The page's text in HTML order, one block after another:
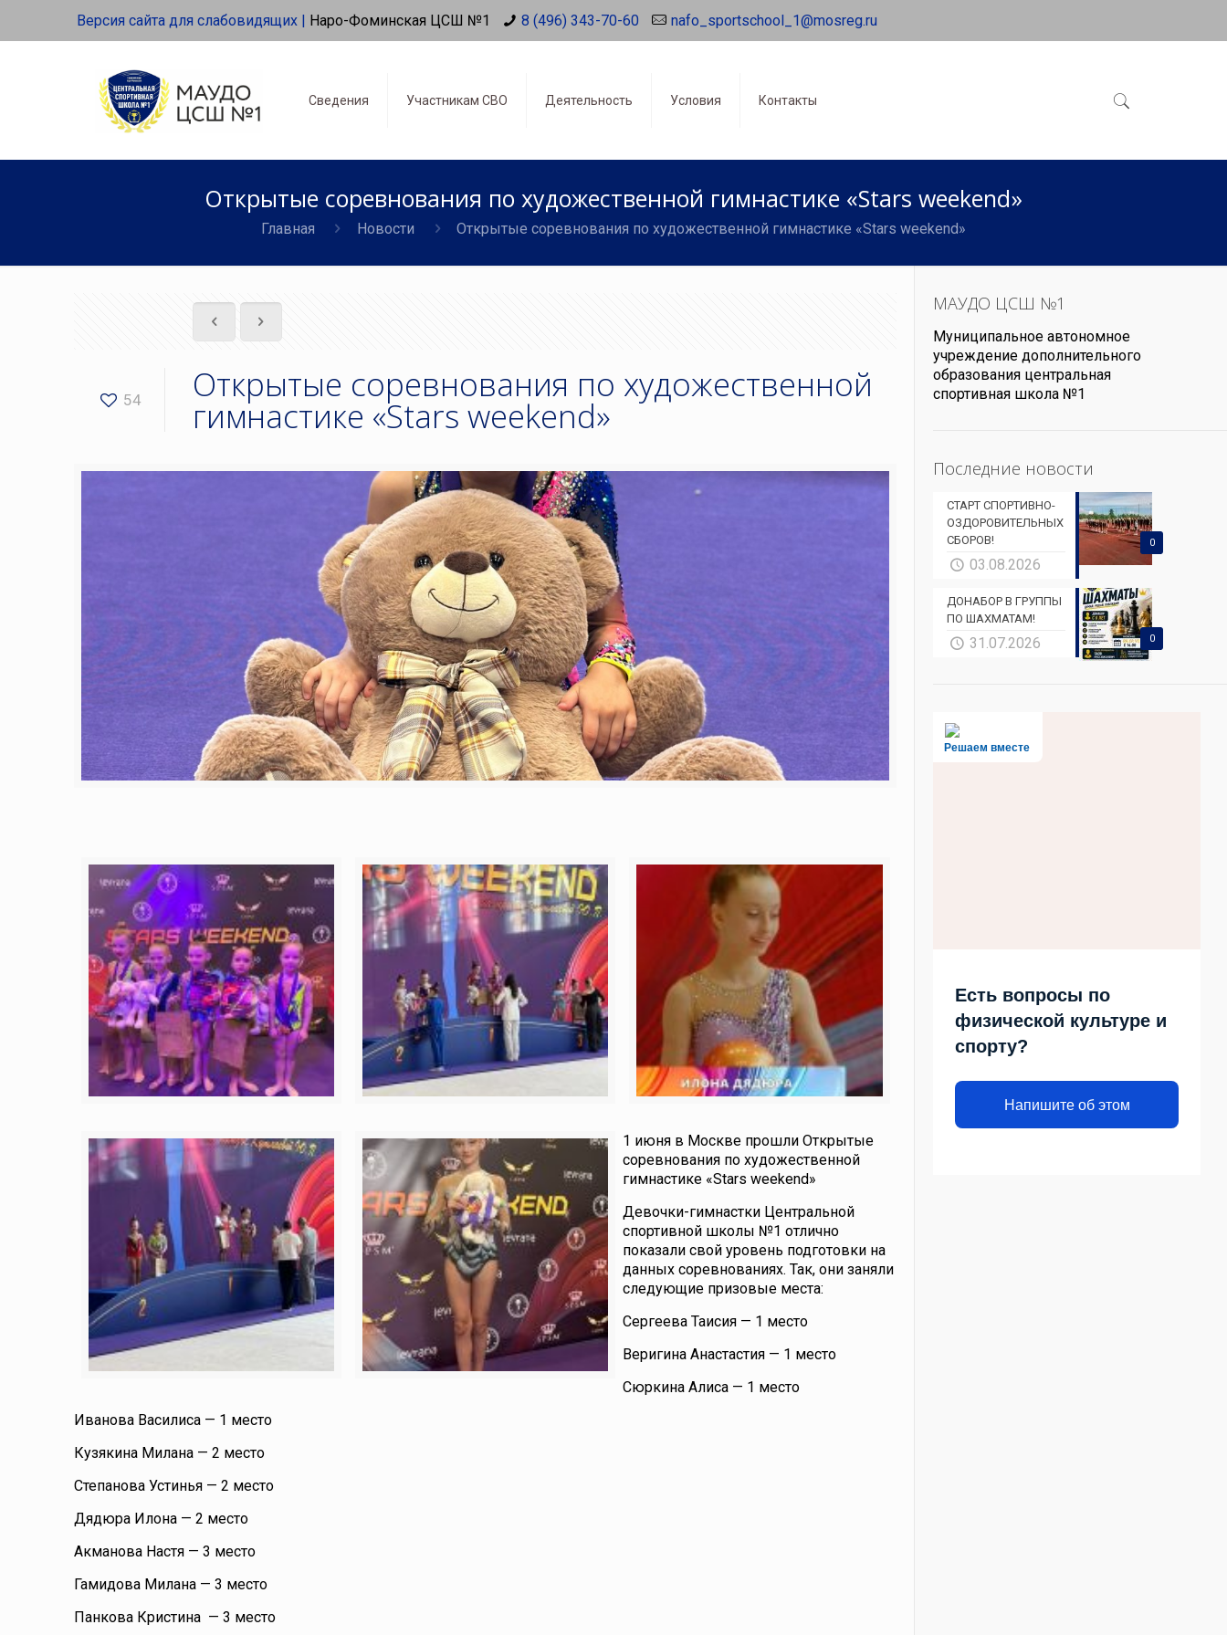
Версия сайта для слабовидящих | Наро-Фоминская ЦСШ №1 8 (496) 343-70-60 nafo_sportschool_1@mosreg.ru
Сведения Участникам СВО Деятельность Условия Контакты
Открытые соревнования по художественной гимнастике «Stars weekend»
Главная Новости Открытые соревнования по художественной гимнастике «Stars weekend»
54 Открытые соревнования по художественной
гимнастике «Stars weekend»
1 июня в Москве прошли Открытые
соревнования по художественной
гимнастике «Stars weekend»
Девочки-гимнастки Центральной
спортивной школы №1 отлично
показали свой уровень подготовки на
данных соревнованиях. Так, они заняли
следующие призовые места:
Сергеева Таисия — 1 место
Веригина Анастастия — 1 место
Сюркина Алиса — 1 место
Иванова Василиса — 1 место
Кузякина Милана — 2 место
Степанова Устинья — 2 место
Дядюра Илона — 2 место
Акманова Настя — 3 место
Гамидова Милана — 3 место
Панкова Кристина — 3 место
МАУДО ЦСШ №1
Муниципальное автономное
учреждение дополнительного
образования центральная
спортивная школа №1
Последние новости
0
СТАРТ СПОРТИВНО-
ОЗДОРОВИТЕЛЬНЫХ
СБОРОВ!
03.08.2026
0
ДОНАБОР В ГРУППЫ
ПО ШАХМАТАМ!
31.07.2026
Решаем вместе
Есть вопросы по
физической культуре и
спорту?
Напишите об этом